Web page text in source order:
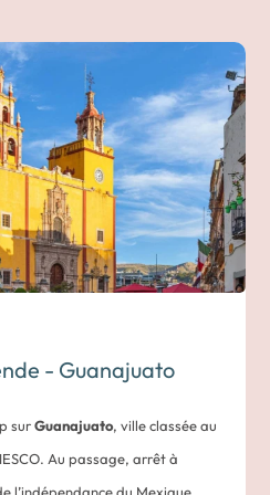
le voyage.
San Miguel de Allende , cité
et au charme intemporel.
révolue. Classée au
depuis 2008, cette ville
artistique et sa douceur de
- Guanajuato
surGuanajuato, ville classée au
Au passage, arrêt à
l’indépendance du Mexique.